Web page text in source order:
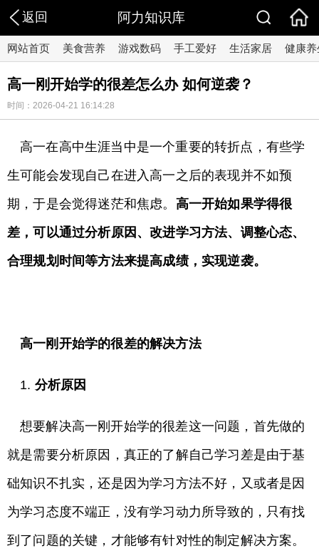
返回 阿力知识库
网站首页 美食营养 游戏数码 手工爱好 生活家居 健康养
高一刚开始学的很差怎么办 如何逆袭？
时间：2026-04-21 16:14:28
高一在高中生涯当中是一个重要的转折点，有些学
生可能会发现自己在进入高一之后的表现并不如预
期，于是会觉得迷茫和焦虑。 高一开始如果学得很
差，可以通过分析原因、改进学习方法、调整心态、
合理规划时间等方法来提高成绩，实现逆袭。
高一刚开始学的很差的解决方法
1. 分析原因
想要解决高一刚开始学的很差这一问题，首先做的
就是需要分析原因，真正的了解自己学习差是由于基
础知识不扎实，还是因为学习方法不好，又或者是因
为学习态度不端正，没有学习动力所导致的，只有找
到了问题的关键，才能够有针对性的制定解决方案。